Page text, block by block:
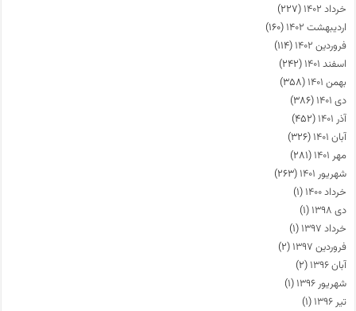
خرداد ۱۴۰۲
(۲۲۷)
اردیبهشت ۱۴۰۲
(۱۶۰)
فروردین ۱۴۰۲
(۱۱۴)
اسفند ۱۴۰۱
(۲۴۲)
بهمن ۱۴۰۱
(۳۵۸)
دی ۱۴۰۱
(۳۸۶)
آذر ۱۴۰۱
(۴۵۲)
آبان ۱۴۰۱
(۳۲۶)
مهر ۱۴۰۱
(۲۸۱)
شهریور ۱۴۰۱
(۲۶۳)
خرداد ۱۴۰۰
(۱)
دی ۱۳۹۸
(۱)
خرداد ۱۳۹۷
(۱)
فروردین ۱۳۹۷
(۲)
آبان ۱۳۹۶
(۲)
شهریور ۱۳۹۶
(۱)
تیر ۱۳۹۶
(۱)